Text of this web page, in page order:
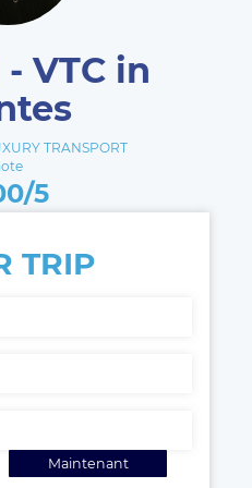
VTC in
TRANSPORT
5
TRIP
Maintenant